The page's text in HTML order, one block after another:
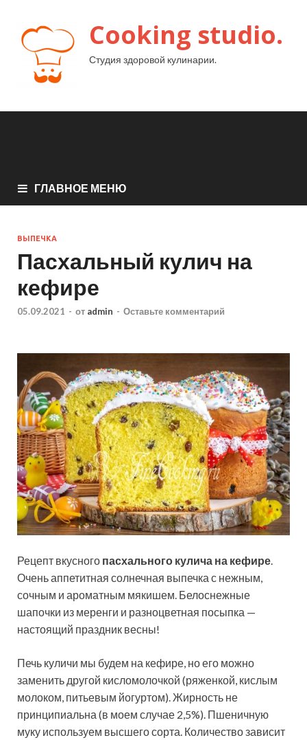
Cooking studio.
Студия здоровой кулинарии.
ГЛАВНОЕ МЕНЮ
ВЫПЕЧКА
Пасхальный кулич на
кефире
05.09.2021 - от admin - Оставьте комментарий
Рецепт вкусного пасхального кулича на кефире.
Очень аппетитная солнечная выпечка с нежным,
сочным и ароматным мякишем. Белоснежные
шапочки из меренги и разноцветная посыпка —
настоящий праздник весны!
Печь куличи мы будем на кефире, но его можно
заменить другой кисломолочкой (ряженкой, кислым
молоком, питьевым йогуртом). Жирность не
принципиальна (в моем случае 2,5%). Пшеничную
муку используем высшего сорта. Количество зависит